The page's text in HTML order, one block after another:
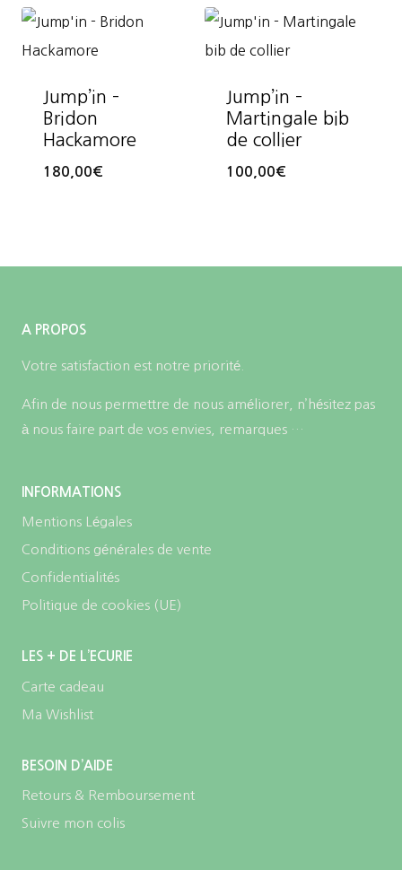
Jump’in –
Bridon
Hackamore
180,00€
Jump’in –
Martingale bib
de collier
100,00€
A PROPOS
Votre satisfaction est notre priorité.
Afin de nous permettre de nous améliorer, n’hésitez pas
à nous faire part de vos envies, remarques …
INFORMATIONS
Mentions Légales
Conditions générales de vente
Confidentialités
Politique de cookies (UE)
LES + DE L’ECURIE
Carte cadeau
Ma Wishlist
BESOIN D’AIDE
Retours & Remboursement
Suivre mon colis